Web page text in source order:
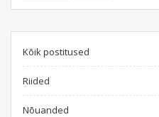
Kõik postitused
Riided
Nõuanded